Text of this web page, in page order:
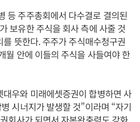
등 주주총회에서 다수결로 결의된
보유한 주식을 회사 측에 사줄 것
뜻한다. 주주가 주식매수청구권
월 안에 이들의 주식을 사들여야 한
대우와 미래에셋증권이 합병하면 사
시너지가 발생할 것”이라며 “자기